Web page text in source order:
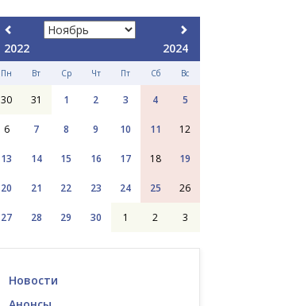
2022 2024
Пн Вт Ср Чт Пт Сб Вс
30 31 1 2 3 4 5
6 7 8 9 10 11 12
13 14 15 16 17 18 19
20 21 22 23 24 25 26
27 28 29 30 1 2 3
Новости